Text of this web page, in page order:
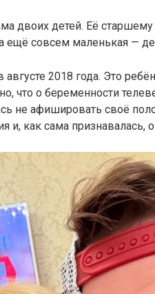
двоих детей. Её
ещё совсем маленькая —
2018 года. Это
что о беременности
не афишировать своё
и, как сама признавалась,